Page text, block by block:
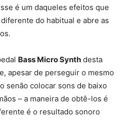
é um daqueles efeitos que
do habitual e abre as
Bass Micro Synth desta
apesar de perseguir o mesmo
senão colocar sons de baixo
– a maneira de obtê-los é
é o resultado sonoro